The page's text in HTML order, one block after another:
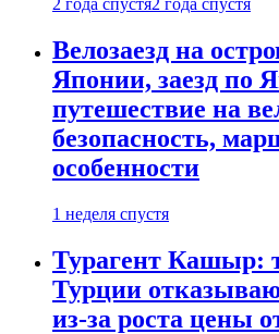
2 года спустя2 года спустя
Велозаезд на
Японии, заезд по
путешествие на
безопасность,
особенности
1 неделя спустя
Турагент Кашыр:
Турции
из-за роста цены